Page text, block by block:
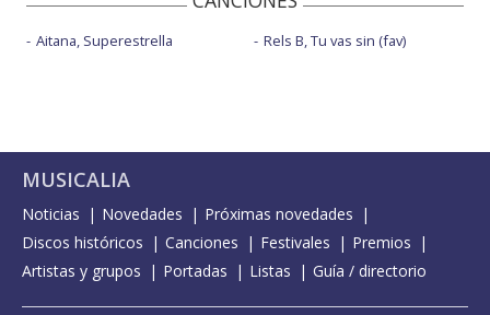
Aitana, Superestrella Rels B, Tu vas sin (fav)
MUSICALIA
Noticias Novedades
Próximas novedades
Discos históricos
Canciones Festivales
Premios
Artistas y grupos
Portadas Listas Guía / directorio